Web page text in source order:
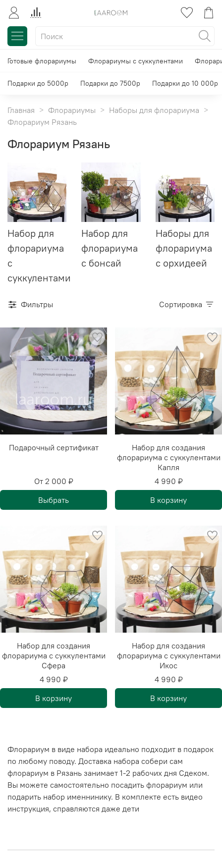
Готовые флорариумы Флорариумы с суккулентами
Подарки до 5000р Подарки до 7500р Подарки до 10 000р
Главная Флорариумы
Наборы для флорариума
Флорариум Рязань
Флорариум Рязань
Набор для
флорариума
с
суккулентами
Набор для
флорариума
с бонсай
Наборы для
флорариума
с орхидеей
Фильтры Сортировка
Подарочный сертификат
От 2 000 ₽
Выбрать
Набор для создания
флорариума с суккулентами
Капля
4 990 ₽
В корзину
Набор для создания
флорариума с суккулентами
Сфера
4 990 ₽
В корзину
Набор для создания
флорариума с суккулентами
Икос
4 990 ₽
В корзину
Флорариум в виде набора идеально подходит в подарок
по любому поводу. Доставка набора собери сам
флорариум в Рязань занимает 1-2 рабочих дня Сдеком.
Вы можете самостоятельно посадить флорариум или
подарить набор именнинику. В комплекте есть видео
инструкция, справляются даже дети